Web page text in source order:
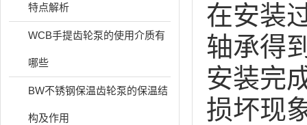
在安装
轴承得
安装完
损坏现
特点解析
WCB手提齿轮泵的使用介质有
哪些
BW不锈钢保温齿轮泵的保温结
构及作用